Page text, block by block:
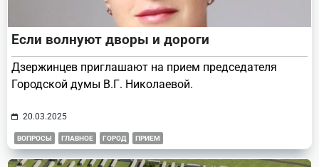
Если волнуют дворы и дороги
Дзержинцев приглашают на прием председателя
Городской думы В.Г. Николаевой.
20.03.2025
ВОПРОСЫ ГЛАВНОЕ ГОРОД ПРИЕМ